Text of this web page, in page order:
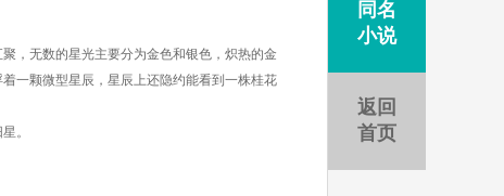
，无数的星光主要分为金色和银色，炽热的金
一颗微型星辰，星辰上还隐约能看到一株桂花
。
同名
小说
返回
首页